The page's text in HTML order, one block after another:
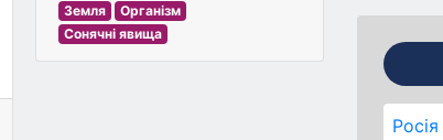
Росія
Земля
Організм
Сонячні явища